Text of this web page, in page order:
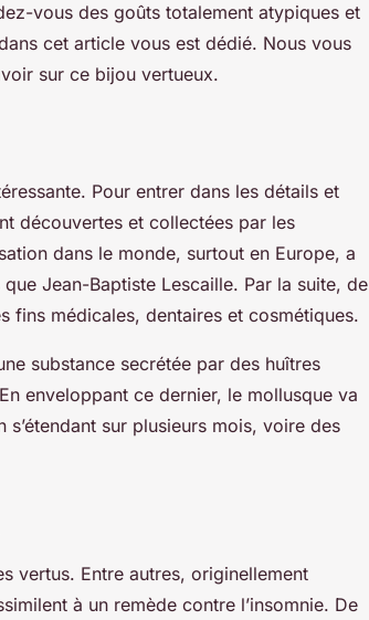
vous des goûts totalement atypiques et
cet article vous est dédié. Nous vous
sur ce bijou vertueux.
Pour entrer dans les détails et
découvertes et collectées par les
dans le monde, surtout en Europe, a
Jean-Baptiste Lescaille. Par la suite, de
fins médicales, dentaires et cosmétiques.
substance secrétée par des huîtres
enveloppant ce dernier, le mollusque va
sur plusieurs mois, voire des
vertus. Entre autres, originellement
à un remède contre l’insomnie. De